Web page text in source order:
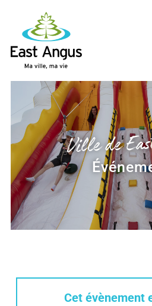
content
Ville de
Cet évènement